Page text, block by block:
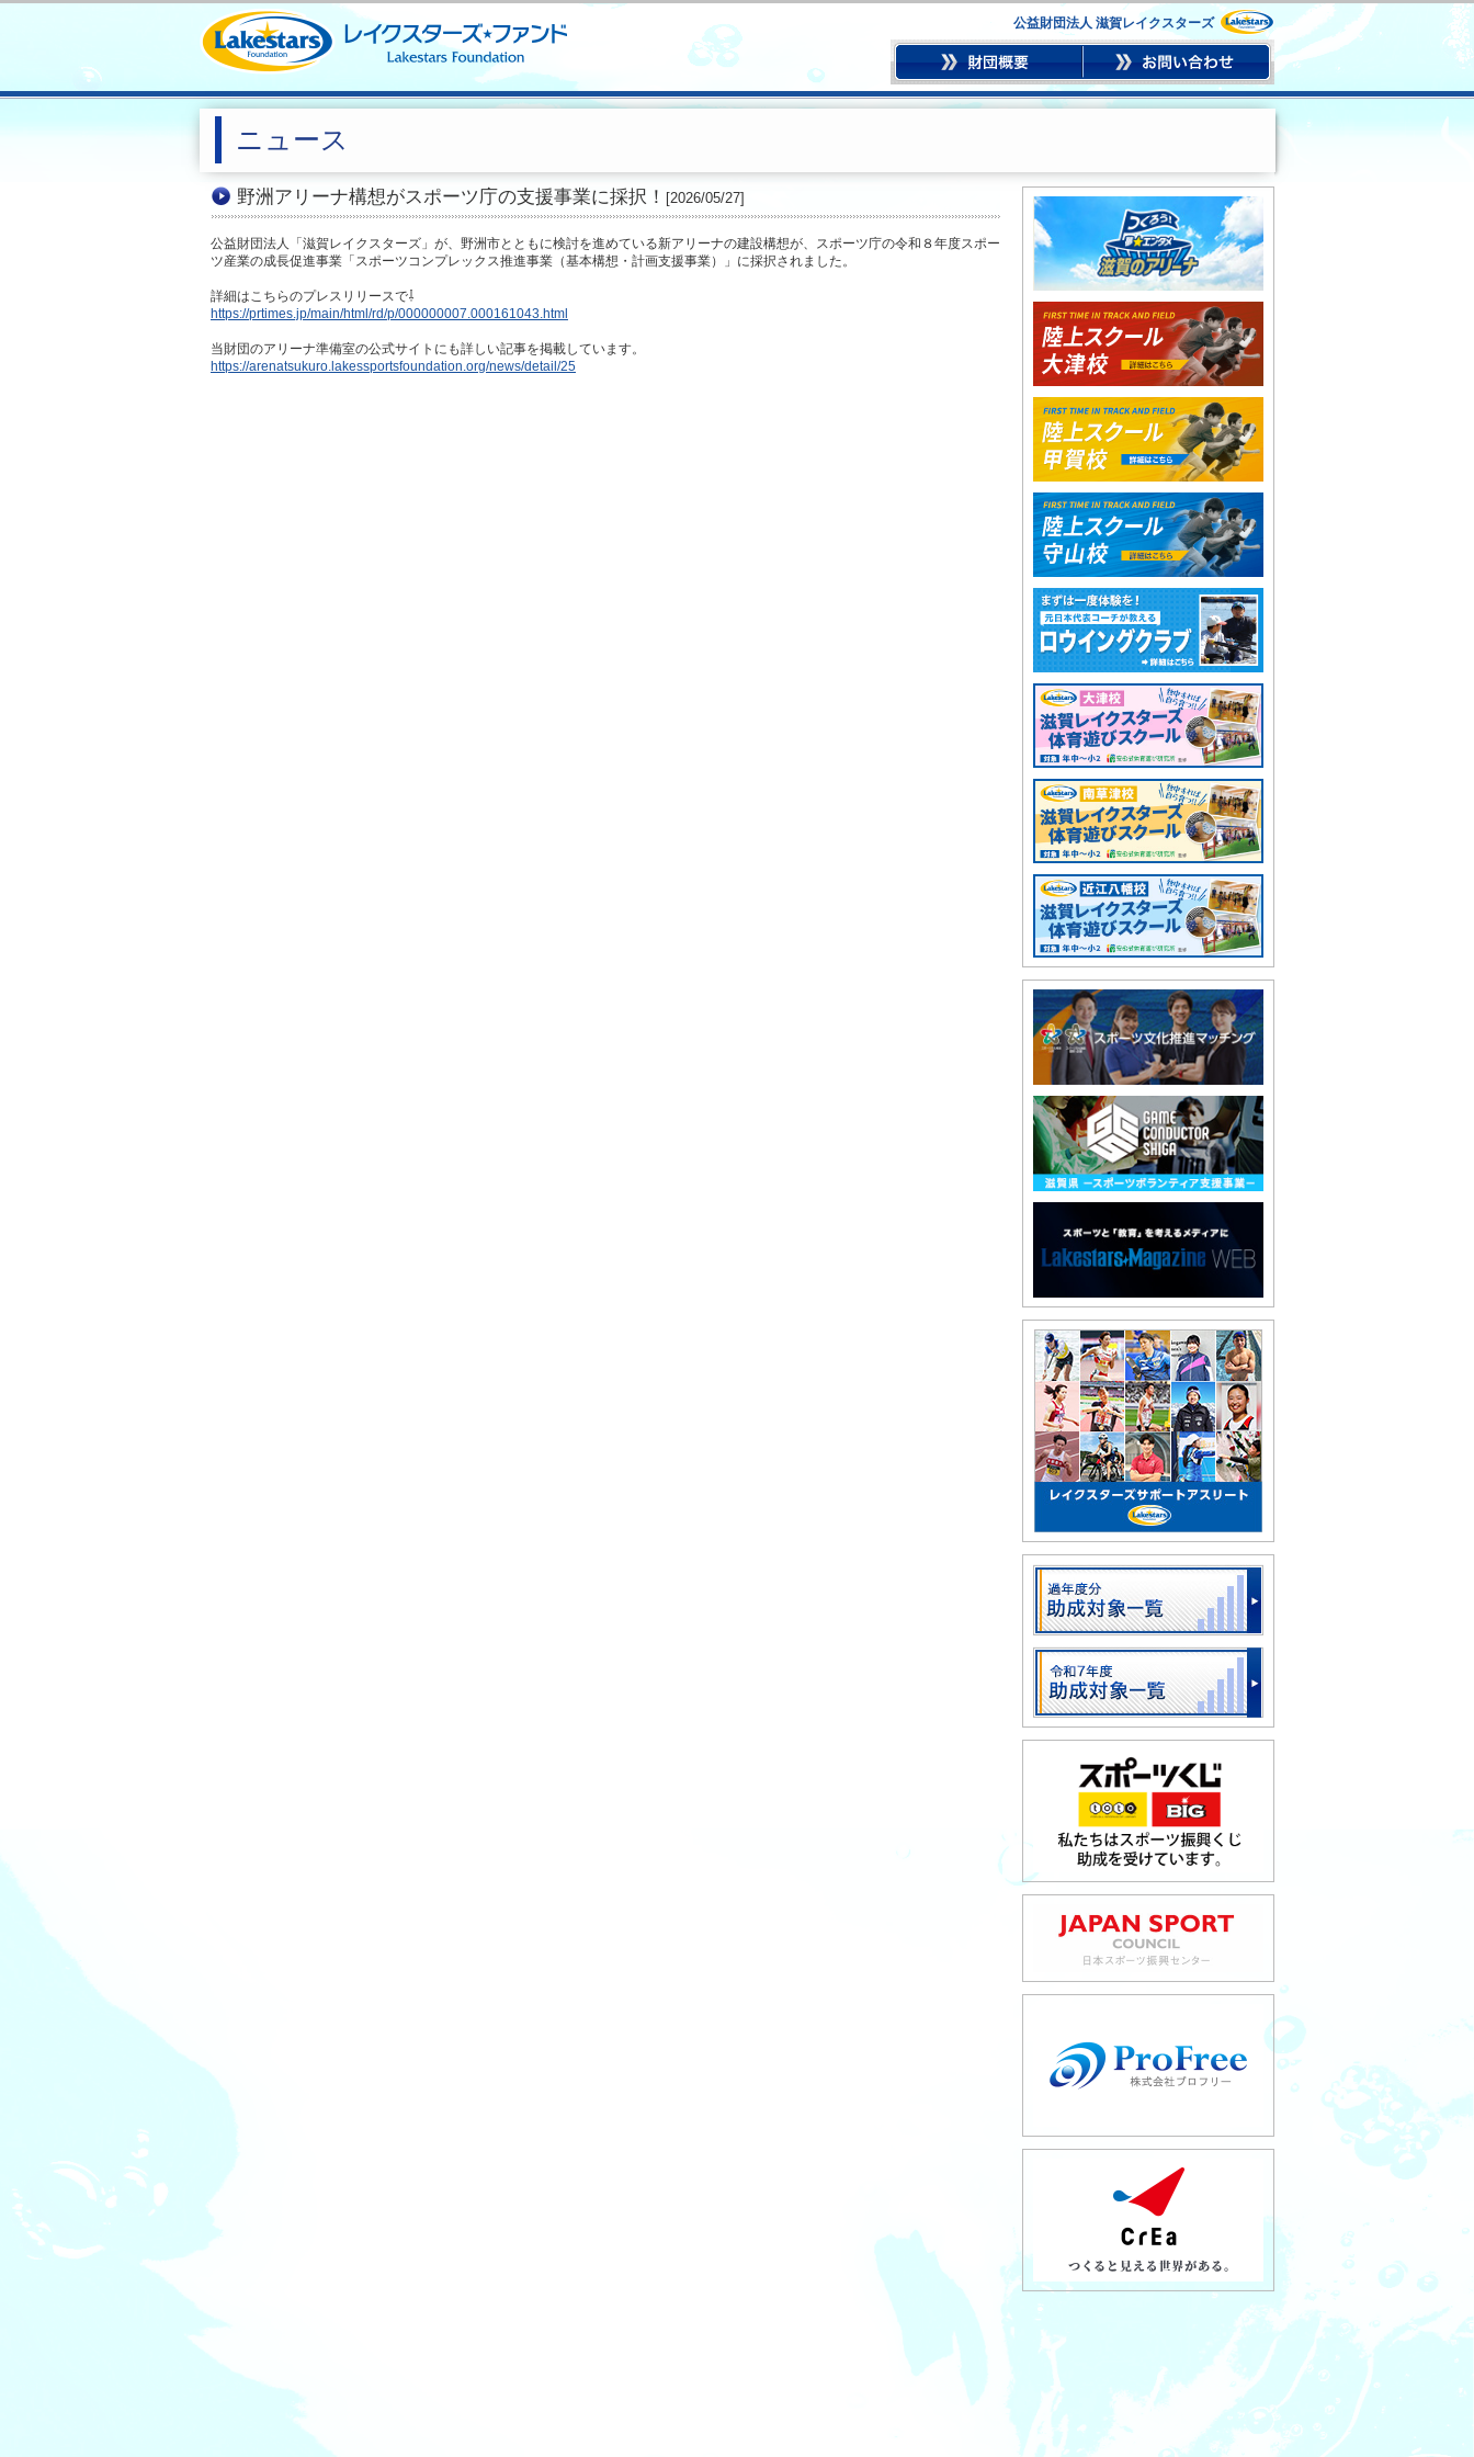
公益財団法人 滋賀レイクスターズ
ニュース
野洲アリーナ構想がスポーツ庁の支援事業に採択！ [2026/05/27]
公益財団法人「滋賀レイクスターズ」が、野洲市とともに検討を進めている新アリーナの建設構想が、スポーツ庁の令和８年度スポー
ツ産業の成長促進事業「スポーツコンプレックス推進事業（基本構想・計画支援事業）」に採択されました。
詳細はこちらのプレスリリースで⇩
https://prtimes.jp/main/html/rd/p/000000007.000161043.html
当財団のアリーナ準備室の公式サイトにも詳しい記事を掲載しています。
https://arenatsukuro.lakessportsfoundation.org/news/detail/25